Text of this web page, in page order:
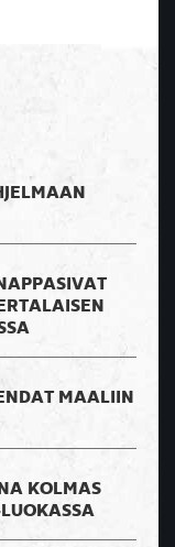
MAALIIN
KOLMAS